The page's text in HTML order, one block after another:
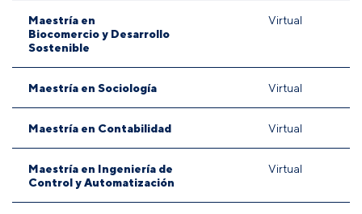
Maestría en
Biocomercio y Desarrollo
Sostenible
Virtual
Maestría en Sociología Virtual
Maestría en Contabilidad Virtual
Maestría en Ingeniería de
Control y Automatización
Virtual